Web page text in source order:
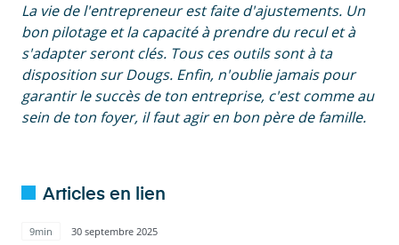
Articles en lien
9min 30 septembre 2025
La vie de l'entrepreneur est faite d'ajustements. Un
bon pilotage et la capacité à prendre du recul et à
s'adapter seront clés. Tous ces outils sont à ta
disposition sur Dougs. Enfin, n'oublie jamais pour
garantir le succès de ton entreprise, c'est comme au
sein de ton foyer, il faut agir en bon père de famille.